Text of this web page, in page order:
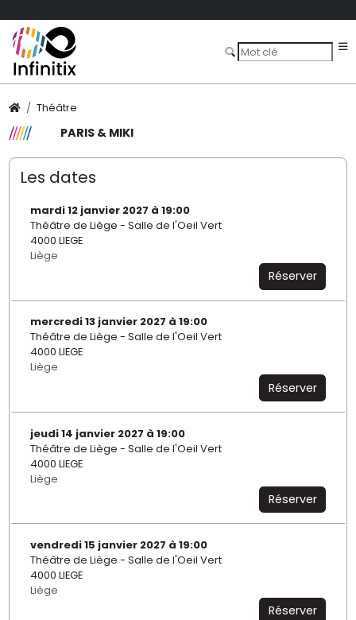
Théâtre
PARIS & MIKI
Les dates
mardi 12 janvier 2027 à 19:00
Théâtre de Liège - Salle de l'Oeil Vert
4000 LIEGE
Liège
Réserver
mercredi 13 janvier 2027 à 19:00
Théâtre de Liège - Salle de l'Oeil Vert
4000 LIEGE
Liège
Réserver
jeudi 14 janvier 2027 à 19:00
Théâtre de Liège - Salle de l'Oeil Vert
4000 LIEGE
Liège
Réserver
vendredi 15 janvier 2027 à 19:00
Théâtre de Liège - Salle de l'Oeil Vert
4000 LIEGE
Liège
Réserver